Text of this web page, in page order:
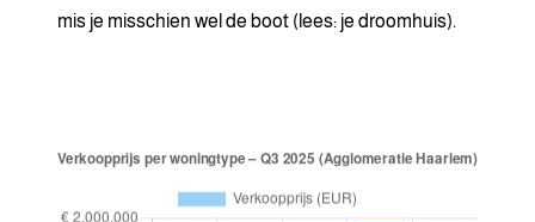
mis je misschien wel de boot (lees: je droomhuis).